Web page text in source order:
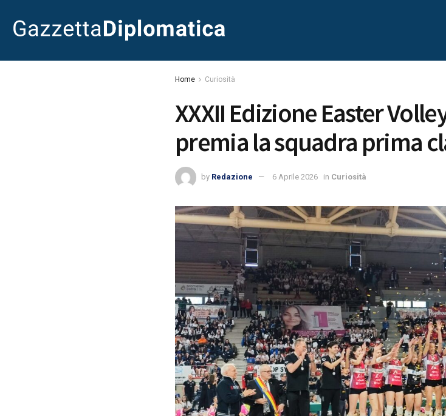
Home Curiosità
XXXII Edizione Easter
premia la squadra prima
by Redazione 6 Aprile 2026 in Curiosità